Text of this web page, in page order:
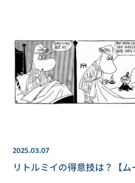
2025.03.07
リトルミイの得意技は？【ム